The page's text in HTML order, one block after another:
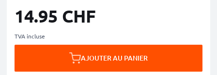
14.95 CHF
TVA incluse
AJOUTER AU PANIER